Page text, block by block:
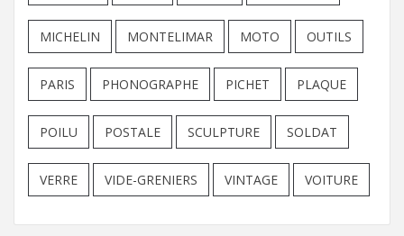
MICHELIN MONTELIMAR MOTO OUTILS
PARIS PHONOGRAPHE PICHET PLAQUE
POILU POSTALE SCULPTURE SOLDAT
VERRE VIDE-GRENIERS VINTAGE VOITURE